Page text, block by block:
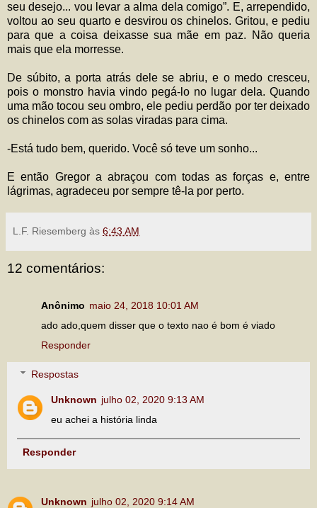
seu desejo... vou levar a alma dela comigo”. E, arrependido,
voltou ao seu quarto e desvirou os chinelos. Gritou, e pediu
para que a coisa deixasse sua mãe em paz. Não queria
mais que ela morresse.
De súbito, a porta atrás dele se abriu, e o medo cresceu,
pois o monstro havia vindo pegá-lo no lugar dela. Quando
uma mão tocou seu ombro, ele pediu perdão por ter deixado
os chinelos com as solas viradas para cima.
-Está tudo bem, querido. Você só teve um sonho...
E então Gregor a abraçou com todas as forças e, entre
lágrimas, agradeceu por sempre tê-la por perto.
L.F. Riesemberg às 6:43 AM
12 comentários:
Anônimo maio 24, 2018 10:01 AM
ado ado,quem disser que o texto nao é bom é viado
Responder
Respostas
Unknown julho 02, 2020 9:13 AM
eu achei a história linda
Responder
Unknown julho 02, 2020 9:14 AM